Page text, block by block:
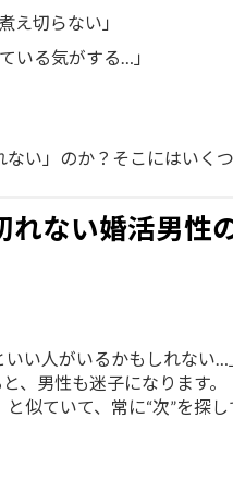
え切らない」
いる気がする…」
い」のか？そこにはいくつ
れない婚活男性
いい人がいるかもしれない…
、男性も迷子になります。
似ていて、常に“次”を探し